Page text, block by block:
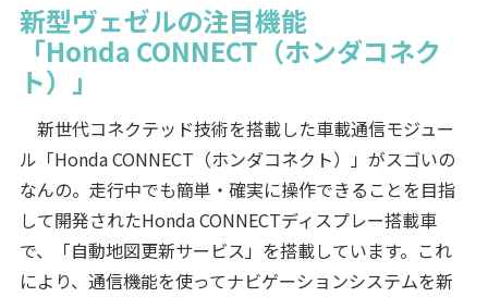
新型ヴェゼルの注目機能
「Honda CONNECT（ホンダコネク
ト）」
新世代コネクテッド技術を搭載した車載通信モジュー
ル「Honda CONNECT（ホンダコネクト）」がスゴいの
なんの。走行中でも簡単・確実に操作できることを目指
して開発されたHonda CONNECTディスプレー搭載車
で、「自動地図更新サービス」を搭載しています。これ
により、通信機能を使ってナビゲーションシステムを新